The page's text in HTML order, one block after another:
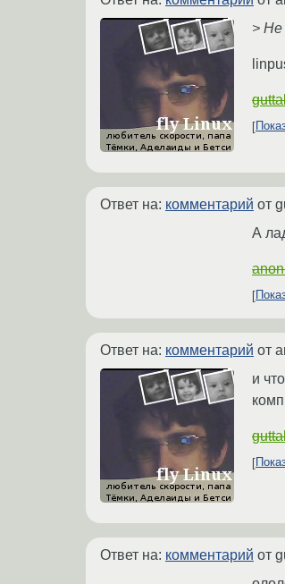
> Не
Ответ на: комментарий от
А
Ответ на: комментарий от
и
Ответ на: комментарий от